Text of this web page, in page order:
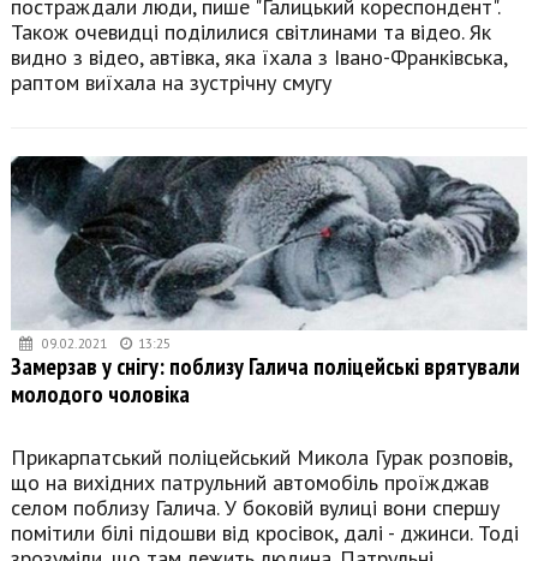
постраждали люди, пише "Галицький кореспондент".
Також очевидці поділилися світлинами та відео. Як
видно з відео, автівка, яка їхала з Івано-Франківська,
раптом виїхала на зустрічну смугу
09.02.2021 13:25
Замерзав у снігу: поблизу Галича поліцейські врятували
молодого чоловіка
Прикарпатський поліцейський Микола Гурак розповів,
що на вихідних патрульний автомобіль проїжджав
селом поблизу Галича. У боковій вулиці вони спершу
помітили білі підошви від кросівок, далі - джинси. Тоді